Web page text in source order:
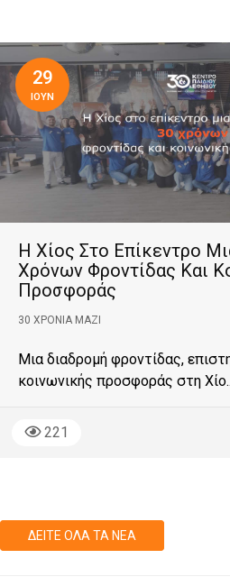
29
ΙΟΥΝ
Η Χίος Στο Επίκεντρο
Χρόνων Φροντίδας Και
Προσφοράς
30 ΧΡΌΝΙΑ ΜΑΖΊ
Μια διαδρομή φροντίδας,
κοινωνικής προσφοράς στη
221
ΔΕΊΤΕ ΌΛΑ ΤΑ ΝΈΑ